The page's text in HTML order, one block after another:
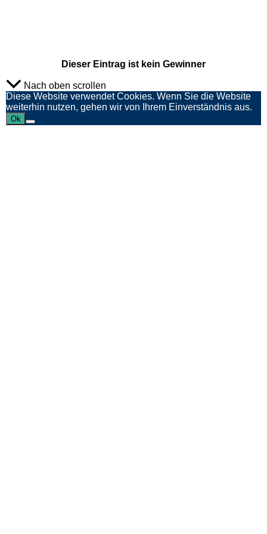
Die­ser Ein­trag ist kein Gewinner
Nach oben scrollen
Diese Website verwendet Cookies. Wenn Sie die Website
weiterhin nutzen, gehen wir von Ihrem Einverständnis aus.
Ok